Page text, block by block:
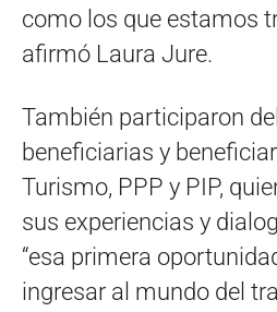
como los que estamos
afirmó Laura Jure.
También participaron
beneficiarias y
Turismo, PPP y PIP,
sus experiencias y
“esa primera
ingresar al mundo del